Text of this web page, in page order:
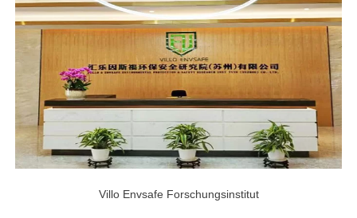
Villo Envsafe Forschungsinstitut